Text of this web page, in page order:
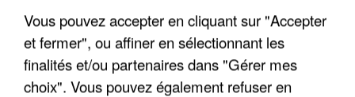
Vous pouvez accepter en cliquant sur "Accepter
et fermer", ou affiner en sélectionnant les
finalités et/ou partenaires dans "Gérer mes
choix". Vous pouvez également refuser en